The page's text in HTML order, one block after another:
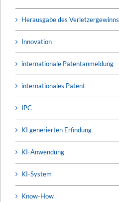
Herausgabe des Verletzergewinns
Innovation
internationale Patentanmeldung
internationales Patent
IPC
KI generierten Erfindung
KI-Anwendung
KI-System
Know-How